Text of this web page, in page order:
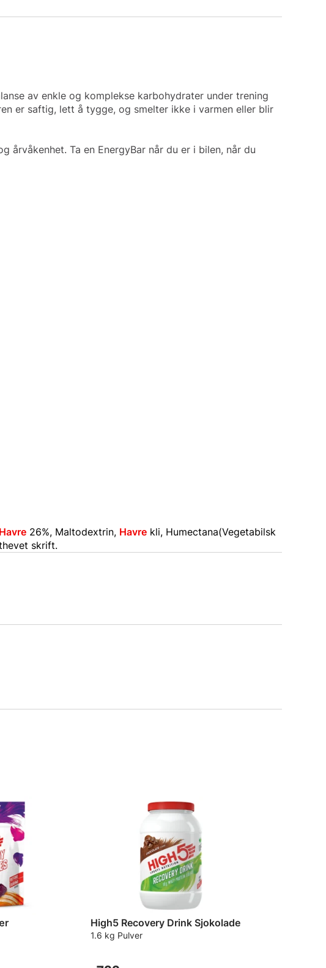
av enkle og komplekse karbohydrater under trening
er saftig, lett å tygge, og smelter ikke i varmen eller blir
årvåkenhet. Ta en EnergyBar når du er i bilen, når du
Havre 26%, Maltodextrin, Havre kli, Humectana(Vegetabilsk
skrift.
High5 Recovery Drink Sjokolade
1.6 kg Pulver